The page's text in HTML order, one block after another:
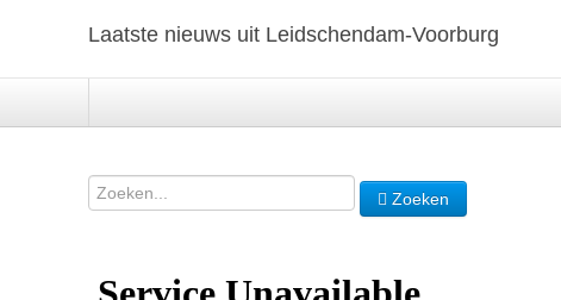
Laatste nieuws uit Leidschendam-Voorburg
Zoeken